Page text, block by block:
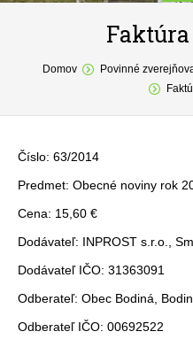
Aktuality
O obci
Formuláre
Fotogaléria
Kontakt
Faktúra
You are here:
Domov Povinné
Číslo: 63/2014
Predmet: Obecné noviny rok
Cena: 15,60 €
Dodávateľ: INPROST s.r.o.,
Dodávateľ IČO: 31363091
Odberateľ: Obec Bodiná,
Odberateľ IČO: 00692522